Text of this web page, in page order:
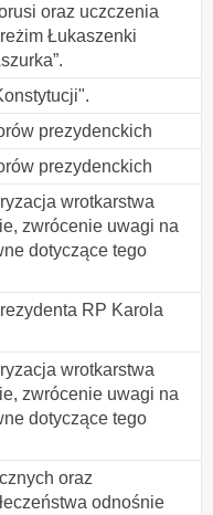
oraz uczczenia
Łukaszenki
prezydenckich
prezydenckich
wrotkarstwa
zwrócenie uwagi na
dotyczące tego
RP Karola
wrotkarstwa
zwrócenie uwagi na
dotyczące tego
oraz
odnośnie